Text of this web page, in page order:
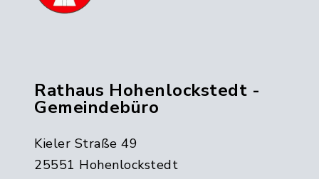
Rathaus Hohenlockstedt -
Gemeindebüro
Kieler Straße 49
25551 Hohenlockstedt